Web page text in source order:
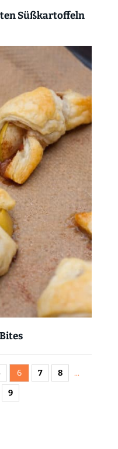
Süßkartoffeln
6 7 8
...
9